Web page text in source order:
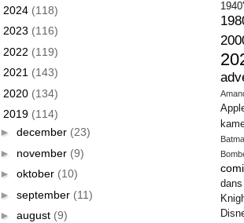
2024 (118)
2023 (116)
2022 (119)
2021 (143)
2020 (134)
2019 (114)
► december (23)
► november (9)
► oktober (10)
► september (11)
► august (9)
dans